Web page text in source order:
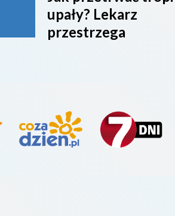
upały? Lekarz
przestrzega